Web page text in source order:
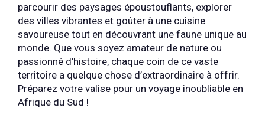
parcourir des paysages époustouflants, explorer
des villes vibrantes et goûter à une cuisine
savoureuse tout en découvrant une faune unique au
monde. Que vous soyez amateur de nature ou
passionné d’histoire, chaque coin de ce vaste
territoire a quelque chose d’extraordinaire à offrir.
Préparez votre valise pour un voyage inoubliable en
Afrique du Sud !